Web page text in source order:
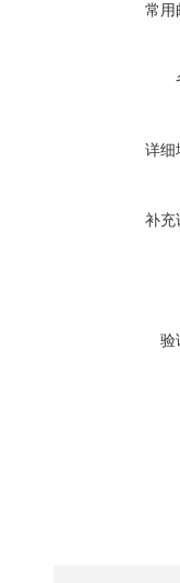
常用
详细
补充
验